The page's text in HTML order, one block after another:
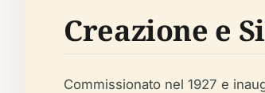
Creazione e
Commissionato nel 1927 e